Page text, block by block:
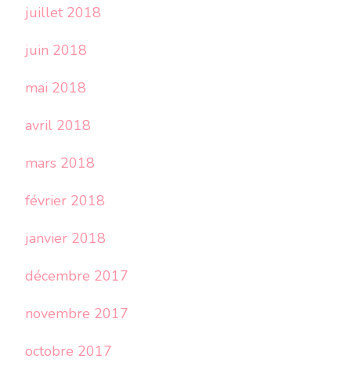
juillet 2018
juin 2018
mai 2018
avril 2018
mars 2018
février 2018
janvier 2018
décembre 2017
novembre 2017
octobre 2017